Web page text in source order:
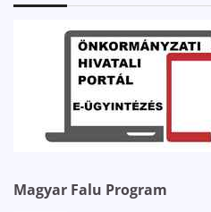
Magyar Falu Program